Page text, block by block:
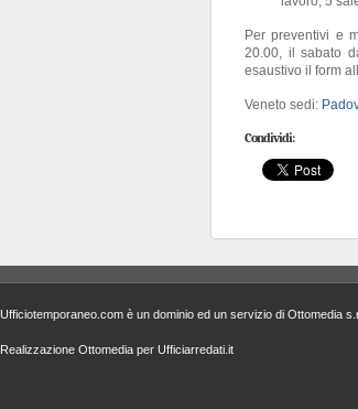
Per preventivi e
20.00, il sabato
esaustivo il form
Veneto sedi:
Condividi:
Ufficiotemporaneo.com è un dominio ed un servizio di Ottomedia
Realizzazione Ottomedia per Ufficiarredati.it